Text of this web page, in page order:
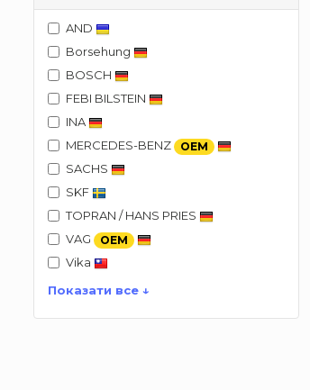
AND
Borsehung
BOSCH
FEBI BILSTEIN
INA
MERCEDES-BENZ
OEM
SACHS
SKF
TOPRAN / HANS PRIES
VAG
OEM
Vika
Показати все ↓